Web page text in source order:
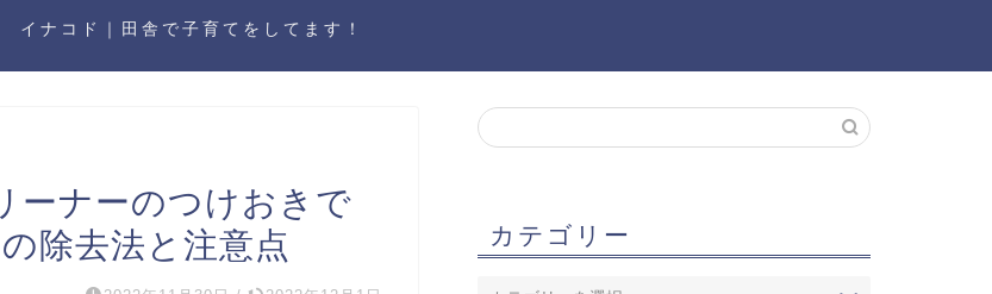
イナコド｜田舎で子育てをしてます！
ーナーのつけおきで
除去法と注意点
カテゴリー